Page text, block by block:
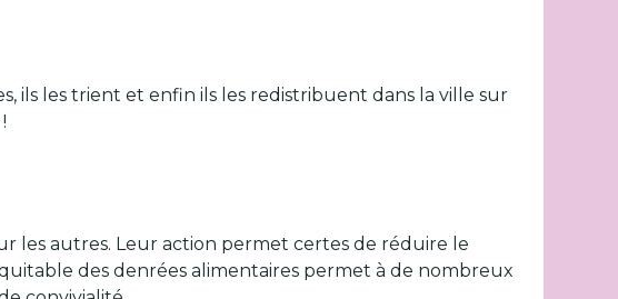
ils les trient et enfin ils les redistribuent dans la ville sur
les autres. Leur action permet certes de réduire le
des denrées alimentaires permet à de nombreux